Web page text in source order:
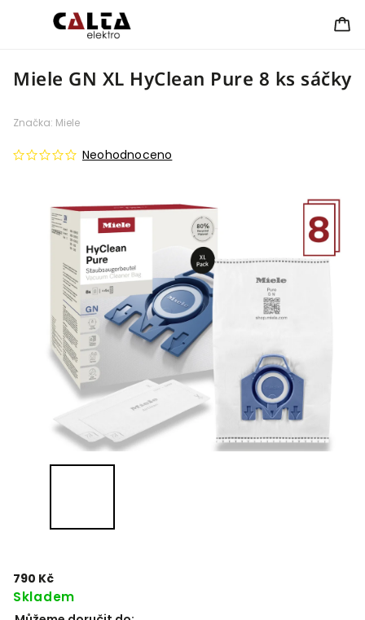
Miele GN XL HyClean Pure 8 ks sáčky
Neohodnoceno
Značka: Miele
790 Kč
Skladem